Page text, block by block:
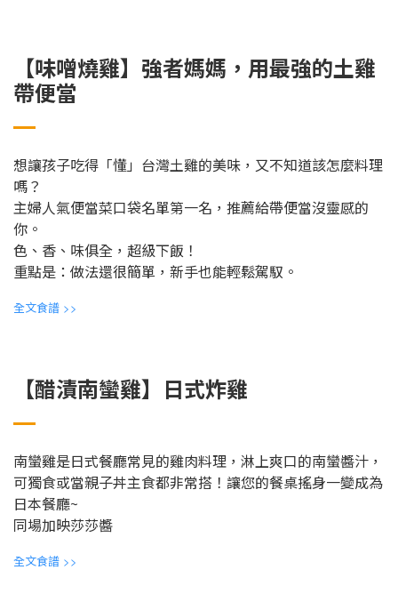
【味噌燒雞】強者媽媽，用最強的土雞
帶便當
想讓孩子吃得「懂」台灣土雞的美味，又不知道該怎麼料理
嗎？
主婦人氣便當菜口袋名單第一名，推薦給帶便當沒靈感的
你。
色、香、味俱全，超級下飯！
重點是：做法還很簡單，新手也能輕鬆駕馭。
全文食譜 >>
【醋漬南蠻雞】日式炸雞
南蠻雞是日式餐廳常見的雞肉料理，淋上爽口的南蠻醬汁，
可獨食或當親子丼主食都非常搭！讓您的餐桌搖身一變成為
日本餐廳~
同場加映莎莎醬
全文食譜 >>